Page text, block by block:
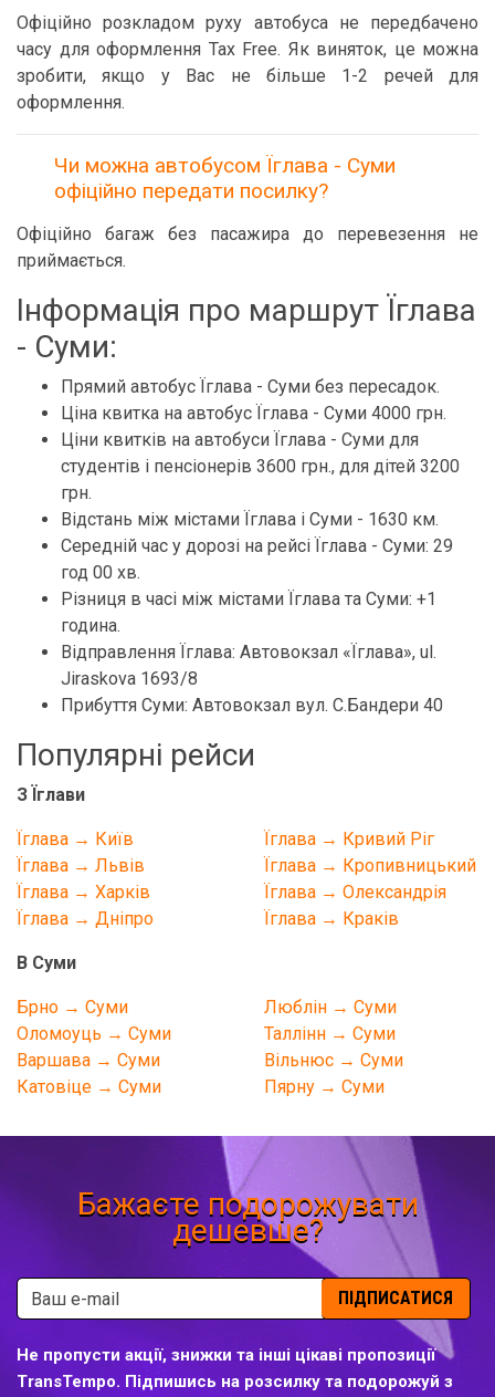
Офіційно розкладом руху автобуса не передбачено
часу для оформлення Tax Free. Як виняток, це можна
зробити, якщо у Вас не більше 1-2 речей для
оформлення.
Чи можна автобусом Їглава - Суми
офіційно передати посилку?
Офіційно багаж без пасажира до перевезення не
приймається.
Інформація про маршрут Їглава
- Суми:
Прямий автобус Їглава - Суми без пересадок.
Ціна квитка на автобус Їглава - Суми 4000 грн.
Ціни квитків на автобуси Їглава - Суми для
студентів і пенсіонерів 3600 грн., для дітей 3200
грн.
Відстань між містами Їглава і Суми - 1630 км.
Середній час у дорозі на рейсі Їглава - Суми: 29
год 00 хв.
Різниця в часі між містами Їглава та Суми: +1
година.
Відправлення Їглава: Автовокзал «Їглава», ul.
Jiraskova 1693/8
Прибуття Суми: Автовокзал вул. С.Бандери 40
Популярні рейси
З Їглави
Їглава → Київ
Їглава → Львів
Їглава → Харків
Їглава → Дніпро
Їглава → Кривий Ріг
Їглава → Кропивницький
Їглава → Олександрія
Їглава → Краків
В Суми
Брно → Суми
Оломоуць → Суми
Варшава → Суми
Катовіце → Суми
Люблін → Суми
Таллінн → Суми
Вільнюс → Суми
Пярну → Суми
Бажаєте подорожувати
дешевше?
ПІДПИСАТИСЯ
Не пропусти акції, знижки та інші цікаві пропозиції
TransTempo. Підпишись на розсилку та подорожуй з